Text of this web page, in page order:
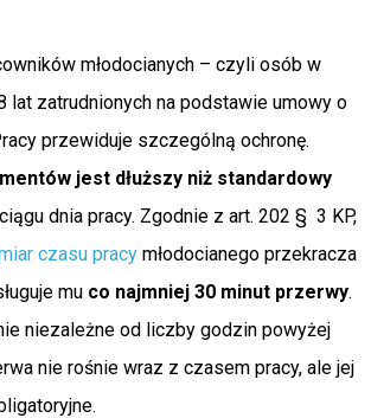
młodocianych – czyli osób w
lat zatrudnionych na podstawie umowy o
przewiduje szczególną ochronę.
jest dłuższy niż standardowy
dnia pracy. Zgodnie z art. 202 § 3 KP,
czasu pracy młodocianego przekracza
mu co najmniej 30 minut przerwy.
niezależne od liczby godzin powyżej
nie rośnie wraz z czasem pracy, ale jej